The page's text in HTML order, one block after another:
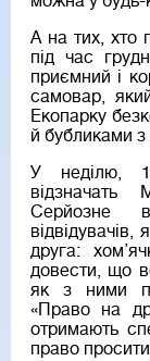
А на тих, хто
під час
приємний і
самовар,
Екопарку
й бубликами
У неділю,
Серйозне
друга:
довести, що
як з ними
«Право на
отримають
право